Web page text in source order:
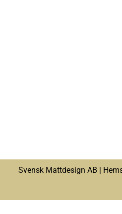
Svensk Mattdesign AB |